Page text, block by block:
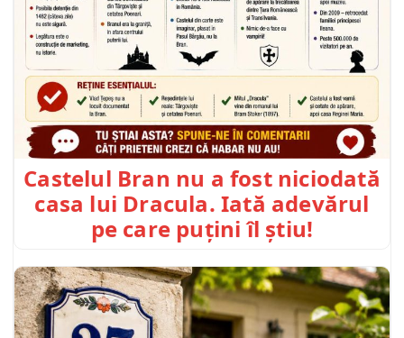
Castelul Bran nu a fost niciodată
casa lui Dracula. Iată adevărul
pe care puțini îl știu!